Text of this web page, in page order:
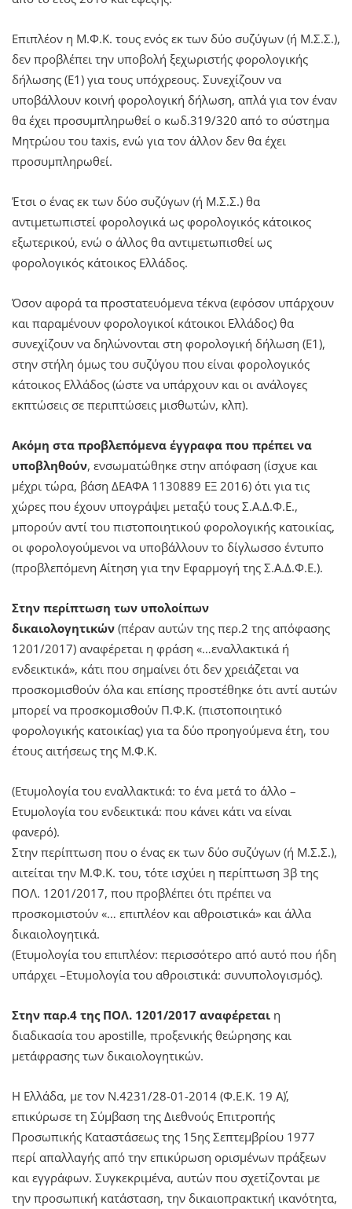
Επιπλέον η Μ.Φ.Κ. τους ενός εκ των δύο συζύγων (ή Μ.Σ.Σ.),
δεν προβλέπει την υποβολή ξεχωριστής φορολογικής
δήλωσης (Ε1) για τους υπόχρεους. Συνεχίζουν να
υποβάλλουν κοινή φορολογική δήλωση, απλά για τον έναν
θα έχει προσυμπληρωθεί ο κωδ.319/320 από το σύστημα
Μητρώου του taxis, ενώ για τον άλλον δεν θα έχει
προσυμπληρωθεί.
Έτσι ο ένας εκ των δύο συζύγων (ή Μ.Σ.Σ.) θα
αντιμετωπιστεί φορολογικά ως φορολογικός κάτοικος
εξωτερικού, ενώ ο άλλος θα αντιμετωπισθεί ως
φορολογικός κάτοικος Ελλάδος.
Όσον αφορά τα προστατευόμενα τέκνα (εφόσον υπάρχουν
και παραμένουν φορολογικοί κάτοικοι Ελλάδος) θα
συνεχίζουν να δηλώνονται στη φορολογική δήλωση (Ε1),
στην στήλη όμως του συζύγου που είναι φορολογικός
κάτοικος Ελλάδος (ώστε να υπάρχουν και οι ανάλογες
εκπτώσεις σε περιπτώσεις μισθωτών, κλπ).
Ακόμη στα προβλεπόμενα έγγραφα που πρέπει να
υποβληθούν, ενσωματώθηκε στην απόφαση (ίσχυε και
μέχρι τώρα, βάση ΔΕΑΦΑ 1130889 ΕΞ 2016) ότι για τις
χώρες που έχουν υπογράψει μεταξύ τους Σ.Α.Δ.Φ.Ε.,
μπορούν αντί του πιστοποιητικού φορολογικής κατοικίας,
οι φορολογούμενοι να υποβάλλουν το δίγλωσσο έντυπο
(προβλεπόμενη Αίτηση για την Εφαρμογή της Σ.Α.Δ.Φ.Ε.).
Στην περίπτωση των υπολοίπων
δικαιολογητικών (πέραν αυτών της περ.2 της απόφασης
1201/2017) αναφέρεται η φράση «…εναλλακτικά ή
ενδεικτικά», κάτι που σημαίνει ότι δεν χρειάζεται να
προσκομισθούν όλα και επίσης προστέθηκε ότι αντί αυτών
μπορεί να προσκομισθούν Π.Φ.Κ. (πιστοποιητικό
φορολογικής κατοικίας) για τα δύο προηγούμενα έτη, του
έτους αιτήσεως της Μ.Φ.Κ.
(Ετυμολογία του εναλλακτικά: το ένα μετά το άλλο –
Ετυμολογία του ενδεικτικά: που κάνει κάτι να είναι
φανερό).
Στην περίπτωση που ο ένας εκ των δύο συζύγων (ή Μ.Σ.Σ.),
αιτείται την Μ.Φ.Κ. του, τότε ισχύει η περίπτωση 3β της
ΠΟΛ. 1201/2017, που προβλέπει ότι πρέπει να
προσκομιστούν «… επιπλέον και αθροιστικά» και άλλα
δικαιολογητικά.
(Ετυμολογία του επιπλέον: περισσότερο από αυτό που ήδη
υπάρχει –Ετυμολογία του αθροιστικά: συνυπολογισμός).
Στην παρ.4 της ΠΟΛ. 1201/2017 αναφέρεται η
διαδικασία του apostille, προξενικής θεώρησης και
μετάφρασης των δικαιολογητικών.
Η Ελλάδα, με τον Ν.4231/28-01-2014 (Φ.Ε.Κ. 19 Α΄),
επικύρωσε τη Σύμβαση της Διεθνούς Επιτροπής
Προσωπικής Καταστάσεως της 15ης Σεπτεμβρίου 1977
περί απαλλαγής από την επικύρωση ορισμένων πράξεων
και εγγράφων. Συγκεκριμένα, αυτών που σχετίζονται με
την προσωπική κατάσταση, την δικαιοπρακτική ικανότητα,